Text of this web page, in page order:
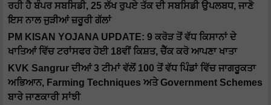
ਰਹੀ ਹੈ ਬੰਪਰ ਸਬਸਿਡੀ, 25 ਲੱਖ ਰੁਪਏ ਤੱਕ ਦੀ ਸਬਸਿਡੀ ਉਪਲਬਧ, ਜਾਣੋ
ਇਸ ਨਾਲ ਜੁੜੀਆਂ ਜ਼ਰੂਰੀ ਗੱਲਾਂ
PM KISAN YOJANA UPDATE: 9 ਕਰੋੜ ਤੋਂ ਵੱਧ ਕਿਸਾਨਾਂ ਦੇ
ਖਾਤਿਆਂ ਵਿੱਚ ਟਰਾਂਸਫਰ ਹੋਈ 18ਵੀਂ ਕਿਸ਼ਤ, ਚੈੱਕ ਕਰੋ ਆਪਣਾ ਖਾਤਾ
KVK Sangrur ਦੀਆਂ 3 ਟੀਮਾਂ ਵੱਲੋਂ 100 ਤੋਂ ਵੱਧ ਪਿੰਡਾਂ ਵਿੱਚ ਜਾਗਰੂਕਤਾ
ਅਭਿਆਨ, Farming Techniques ਅਤੇ Government Schemes
ਬਾਰੇ ਜਾਣਕਾਰੀ ਸਾਂਝੀ